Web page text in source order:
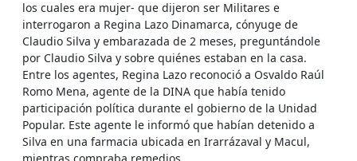
los cuales era mujer- que dijeron ser Militares e
interrogaron a Regina Lazo Dinamarca, cónyuge de
Claudio Silva y embarazada de 2 meses, preguntándole
por Claudio Silva y sobre quiénes estaban en la casa.
Entre los agentes, Regina Lazo reconoció a Osvaldo Raúl
Romo Mena, agente de la DINA que había tenido
participación política durante el gobierno de la Unidad
Popular. Este agente le informó que habían detenido a
Silva en una farmacia ubicada en Irarrázaval y Macul,